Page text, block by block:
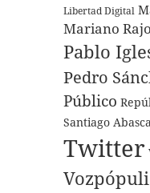
Libertad Digital
Mariano
Pablo
Pedro
Público
Santiago
Twitter
Vozpópuli